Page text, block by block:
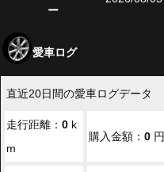
ー
愛車ログ
直近20日間の愛車ログデータ
走行距離： 0 k
m
購入金額： 0 円